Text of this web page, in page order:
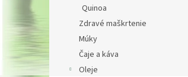
Quinoa
Zdravé maškrtenie
Múky
Čaje a káva
Oleje